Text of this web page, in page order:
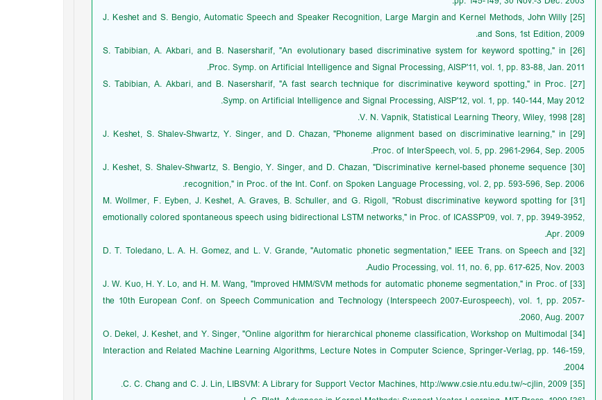
[25] J. Keshet and S. Bengio, Automatic Speech and Speaker Recognition, Large Margin and Kernel Methods, John Willy
and Sons, 1st Edition, 2009.
[26] S. Tabibian, A. Akbari, and B. Nasersharif, "An evolutionary based discriminative system for keyword spotting," in
Proc. Symp. on Artificial Intelligence and Signal Processing, AISP'11, vol. 1, pp. 83-88, Jan. 2011.
[27] S. Tabibian, A. Akbari, and B. Nasersharif, "A fast search technique for discriminative keyword spotting," in Proc.
Symp. on Artificial Intelligence and Signal Processing, AISP'12, vol. 1, pp. 140-144, May 2012.
[28] V. N. Vapnik, Statistical Learning Theory, Wiley, 1998.
[29] J. Keshet, S. Shalev-Shwartz, Y. Singer, and D. Chazan, "Phoneme alignment based on discriminative learning," in
Proc. of InterSpeech, vol. 5, pp. 2961-2964, Sep. 2005.
[30] J. Keshet, S. Shalev-Shwartz, S. Bengio, Y. Singer, and D. Chazan, "Discriminative kernel-based phoneme sequence
recognition," in Proc. of the Int. Conf. on Spoken Language Processing, vol. 2, pp. 593-596, Sep. 2006.
[31] M. Wollmer, F. Eyben, J. Keshet, A. Graves, B. Schuller, and G. Rigoll, "Robust discriminative keyword spotting for
emotionally colored spontaneous speech using bidirectional LSTM networks," in Proc. of ICASSP'09, vol. 7, pp. 3949-3952,
Apr. 2009.
[32] D. T. Toledano, L. A. H. Gomez, and L. V. Grande, "Automatic phonetic segmentation," IEEE Trans. on Speech and
Audio Processing, vol. 11, no. 6, pp. 617-625, Nov. 2003.
[33] J. W. Kuo, H. Y. Lo, and H. M. Wang, "Improved HMM/SVM methods for automatic phoneme segmentation," in Proc. of
the 10th European Conf. on Speech Communication and Technology (Interspeech 2007-Eurospeech), vol. 1, pp. 2057-
2060, Aug. 2007.
[34] O. Dekel, J. Keshet, and Y. Singer, "Online algorithm for hierarchical phoneme classification, Workshop on Multimodal
Interaction and Related Machine Learning Algorithms, Lecture Notes in Computer Science, Springer-Verlag, pp. 146-159,
2004.
[35] C. C. Chang and C. J. Lin, LIBSVM: A Library for Support Vector Machines, http://www.csie.ntu.edu.tw/~cjlin, 2009.